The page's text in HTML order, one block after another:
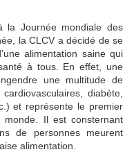
la Journée mondiale des
la CLCV a décidé de se
alimentation saine qui
à tous. En effet, une
une multitude de
diabète,
et représente le premier
Il est consternant
de personnes meurent
alimentation.